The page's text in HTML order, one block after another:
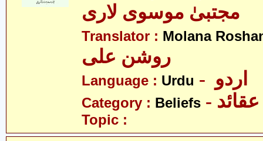
مجتبیٰ موسوی لاری
Translator : Molana
روشن علی
Language : Urdu
Category : Beliefs - عقائد
Topic :